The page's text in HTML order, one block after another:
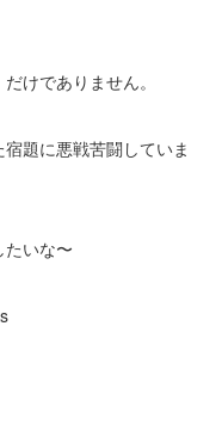
けでありません。
題に悪戦苦闘していま
いな〜